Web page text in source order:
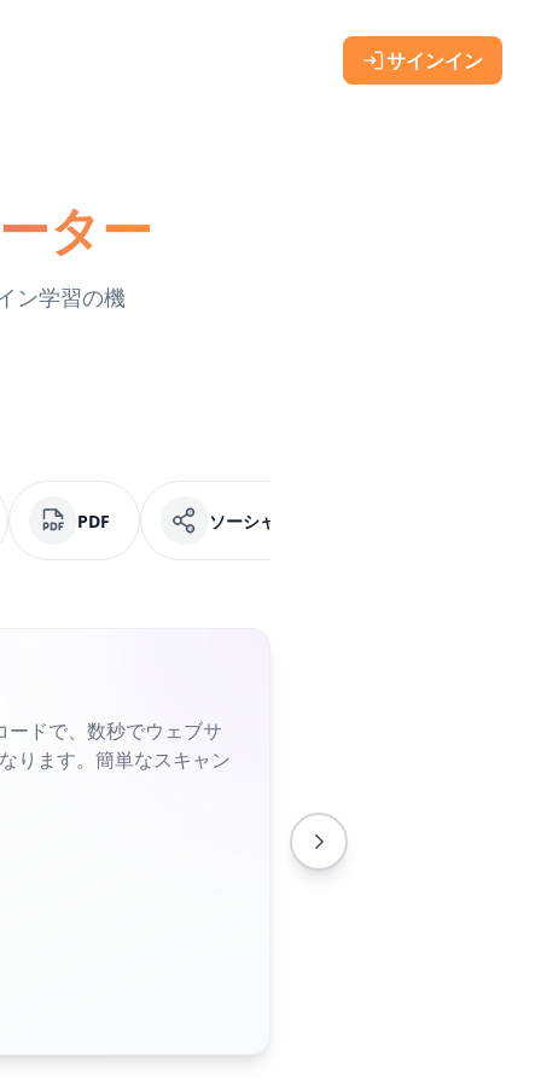
サインイン
ター
ン学習の機
PDF ソーシャルメディア
ドで、数秒でウェブサ
ります。簡単なスキャン